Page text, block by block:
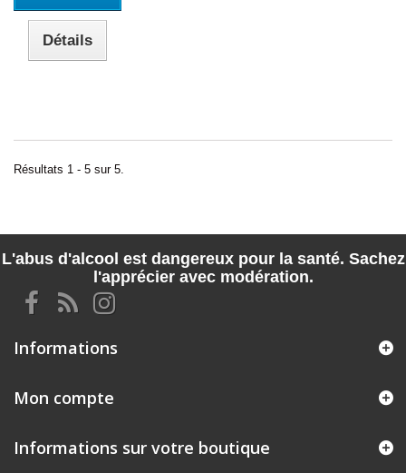
Détails
Résultats 1 - 5 sur 5.
L'abus d'alcool est dangereux pour la santé. Sachez
l'apprécier avec modération.
Informations
Mon compte
Informations sur votre boutique